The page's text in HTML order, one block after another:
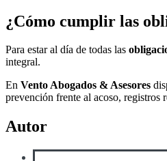
¿Cómo cumplir las
Para estar al día de todas las
integral.
En Vento Abogados & Asesores
prevención frente al acoso, registros
Autor